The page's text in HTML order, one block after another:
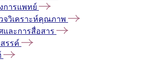
การแพทย์
จวิเคราะห์คุณภาพ
และการสื่อสาร
รรค์